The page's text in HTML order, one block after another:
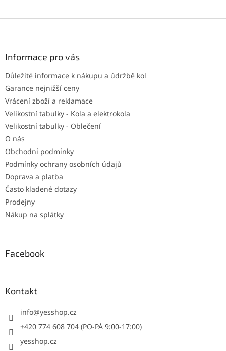
Informace pro vás
Důležité informace k nákupu a údržbě kol
Garance nejnižší ceny
Vrácení zboží a reklamace
Velikostní tabulky - Kola a elektrokola
Velikostní tabulky - Oblečení
O nás
Obchodní podmínky
Podmínky ochrany osobních údajů
Doprava a platba
Často kladené dotazy
Prodejny
Nákup na splátky
Facebook
Kontakt
info@yesshop.cz
+420 774 608 704 (PO-PÁ 9:00-17:00)
yesshop.cz